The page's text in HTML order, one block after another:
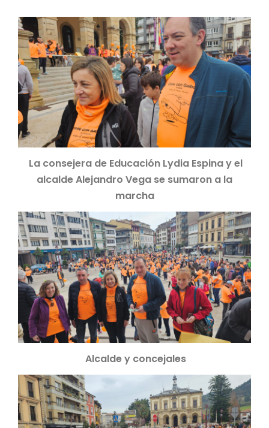
La consejera de Educación Lydia Espina y el
alcalde Alejandro Vega se sumaron a la
marcha
Alcalde y concejales